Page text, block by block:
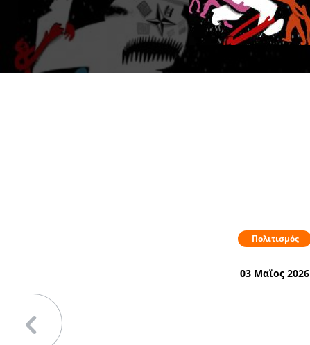
Πολιτισμός
03 Μαϊος 2026